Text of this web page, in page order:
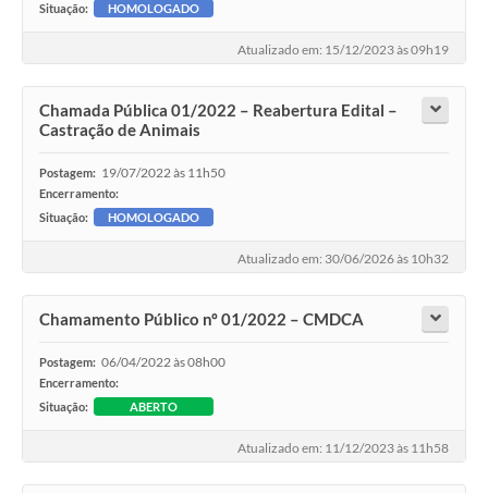
Situação:
HOMOLOGADO
Atualizado em: 15/12/2023 às 09h19
Chamada Pública 01/2022 – Reabertura Edital –
Castração de Animais
Postagem: 19/07/2022 às 11h50
Encerramento:
Situação:
HOMOLOGADO
Atualizado em: 30/06/2026 às 10h32
Chamamento Público nº 01/2022 – CMDCA
Postagem: 06/04/2022 às 08h00
Encerramento:
Situação:
ABERTO
Atualizado em: 11/12/2023 às 11h58